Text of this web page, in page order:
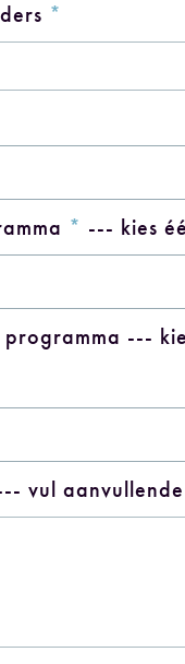
*
* --- kies
---
vul